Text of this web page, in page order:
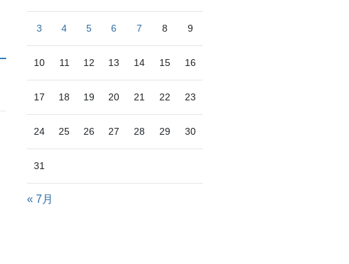
3 4 5 6 7 8 9
10 11 12 13 14 15 16
17 18 19 20 21 22 23
24 25 26 27 28 29 30
31
« 7月